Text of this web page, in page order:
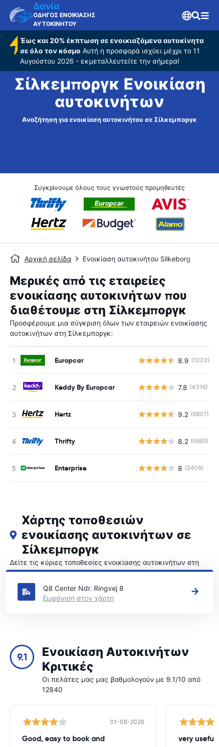
Δανία
ΟΔΗΓΟΣ ΕΝΟΙΚΙΑΣΗΣ
ΑΥΤΟΚΙΝΗΤΟΥ
Έως και 20% έκπτωση σε ενοικιαζόμενα αυτοκίνητα
σε όλο τον κόσμο Αυτή η προσφορά ισχύει μέχρι το 11
Αυγούστου 2026 - εκμεταλλευτείτε την σήμερα!
Σίλκεμποργκ Ενοικίαση
αυτοκινήτων
Αναζήτηση για ενοικίαση αυτοκινήτου σε Σίλκεμποργκ
Συγκρίνουμε όλους τους γνωστούς προμηθευτές
Αρχική σελίδα Ενοικίαση αυτοκινήτου Silkeborg
Μερικές από τις εταιρείες
ενοικίασης αυτοκινήτων που
διαθέτουμε στη Σίλκεμποργκ
Προσφέρουμε μια σύγκριση όλων των εταιρειών ενοικίασης
αυτοκινήτων στη Σίλκεμποργκ:
Europcar 8.9 (10239)
Keddy By Europcar 7.8 (4316)
Hertz 9.2 (8807)
Thrifty 8.2 (6965)
Enterprise 8 (2406)
Χάρτης τοποθεσιών
ενοικίασης αυτοκινήτων σε
Σίλκεμποργκ
Δείτε τις κύριες τοποθεσίες ενοικίασης αυτοκινήτων στη
Σίλκεμποργκ
Q8 Center Ndr. Ringvej 8
Εμφάνιση στον χάρτη
9.1
Ενοικίαση Αυτοκινήτων
Κριτικές
Οι πελάτες μας μας βαθμολογούν με 9.1/10 από
12840
01-08-2026
Good, easy to book and very useful